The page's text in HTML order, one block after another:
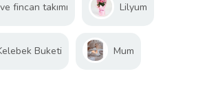
fincan takımı Lilyum
Buketi Mum